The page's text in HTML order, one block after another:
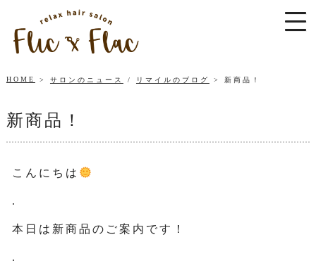
HOME サロンのニュース / リマイルのブログ 新商品！
新商品！
こんにちは
.
本日は新商品のご案内です！
.